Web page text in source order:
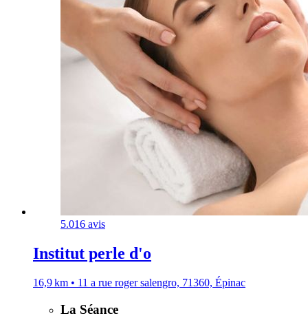
5.016 avis
Institut perle d'o
16,9 km • 11 a rue roger salengro, 71360, Épinac
La Séance